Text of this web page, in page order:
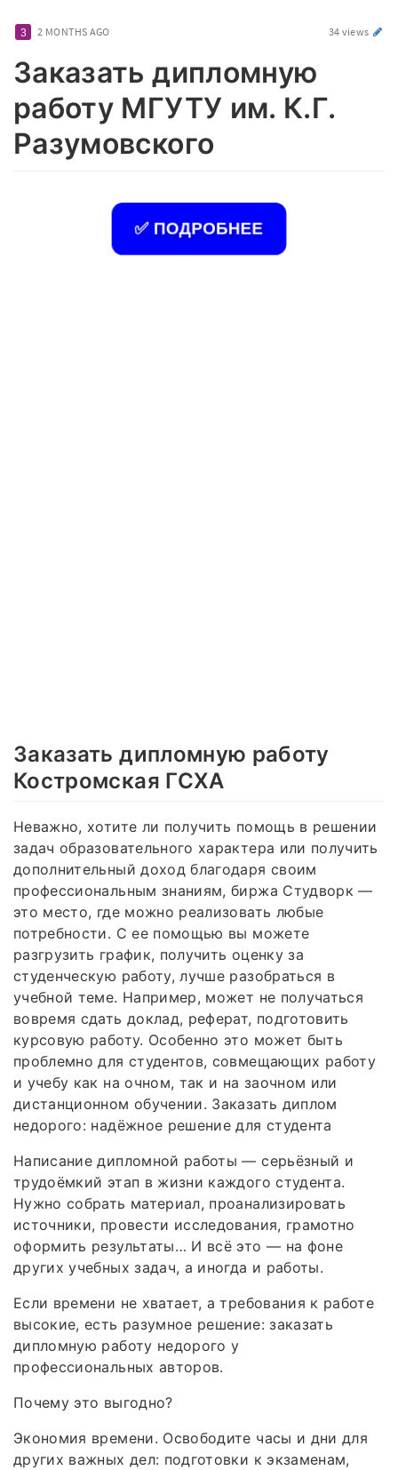
2 MONTHS AGO 34 views
Заказать дипломную
работу МГУТУ им. К.Г.
Разумовского
✅ ПОДРОБНЕЕ
Заказать дипломную работу
Костромская ГСХА
Неважно, хотите ли получить помощь в решении
задач образовательного характера или получить
дополнительный доход благодаря своим
профессиональным знаниям, биржа Студворк —
это место, где можно реализовать любые
потребности. С ее помощью вы можете
разгрузить график, получить оценку за
студенческую работу, лучше разобраться в
учебной теме. Например, может не получаться
вовремя сдать доклад, реферат, подготовить
курсовую работу. Особенно это может быть
проблемно для студентов, совмещающих работу
и учебу как на очном, так и на заочном или
дистанционном обучении. Заказать диплом
недорого: надёжное решение для студента
Написание дипломной работы — серьёзный и
трудоёмкий этап в жизни каждого студента.
Нужно собрать материал, проанализировать
источники, провести исследования, грамотно
оформить результаты… И всё это — на фоне
других учебных задач, а иногда и работы.
Если времени не хватает, а требования к работе
высокие, есть разумное решение: заказать
дипломную работу недорого у
профессиональных авторов.
Почему это выгодно?
Экономия времени. Освободите часы и дни для
других важных дел: подготовки к экзаменам,